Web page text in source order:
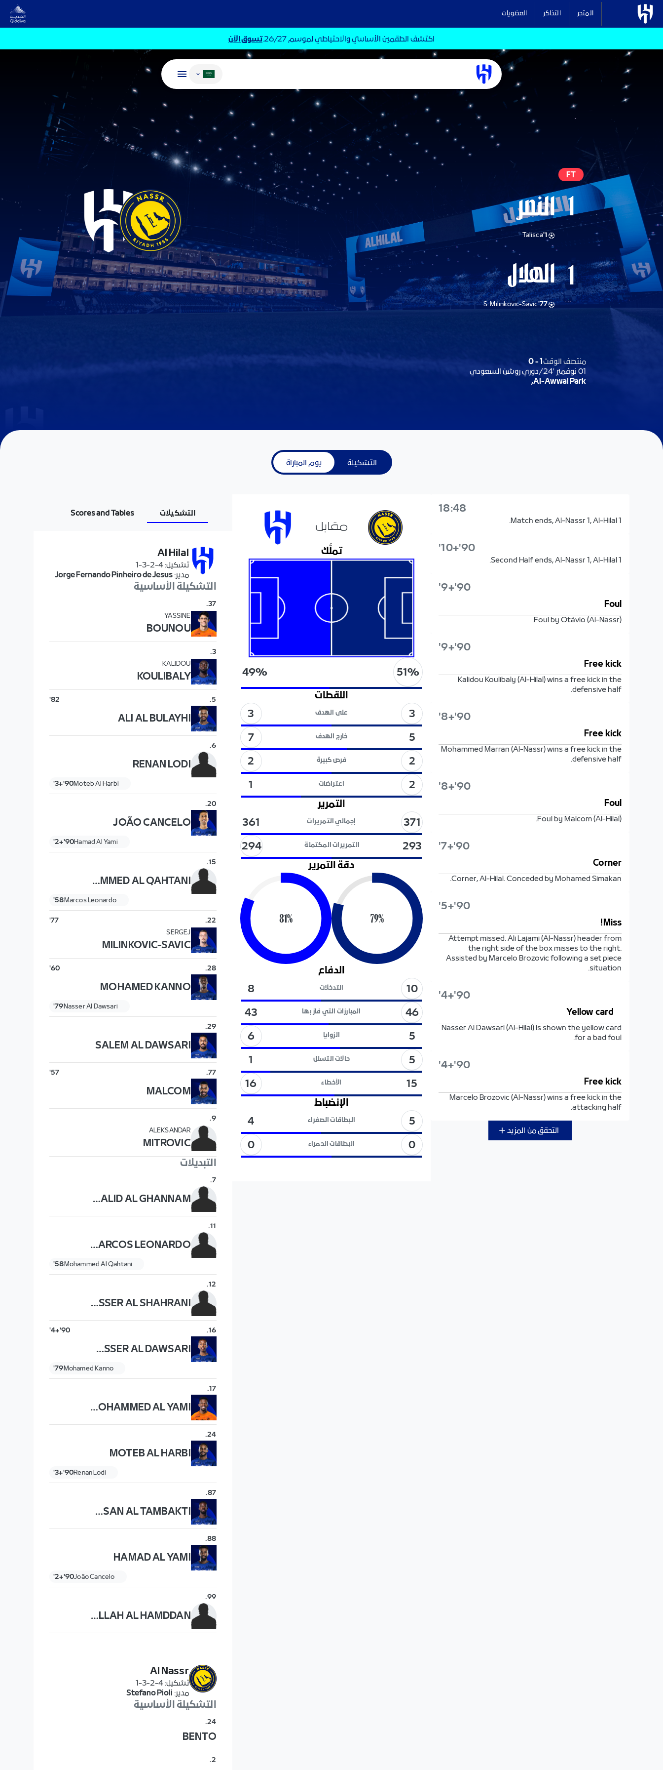
المتجر التذاكر العضويات
اكتشف الطقمين الأساسي والاحتياطي لموسم 26/27. تسوق الآن
تغيير اللغة
النصر
Talisca1'
الهلال
S. Milinkovic-Savic77'
FT
1
1
منتصف الوقت1
-
0
01 نوفمبر '24
/دوري روشن السعودي
Al-Awwal Park,
التشكيلة يوم المباراة
18:48
Match ends, Al-Nassr 1, Al-Hilal 1.
90'+10'
Second Half ends, Al-Nassr 1, Al-Hilal 1.
90'+9'
Foul
Foul by Otávio (Al-Nassr).
90'+9'
Free kick
Kalidou Koulibaly (Al-Hilal) wins a free kick in the
defensive half.
90'+8'
Free kick
Mohammed Marran (Al-Nassr) wins a free kick in the
defensive half.
90'+8'
Foul
Foul by Malcom (Al-Hilal).
90'+7'
Corner
Corner, Al-Hilal. Conceded by Mohamed Simakan.
90'+5'
Miss!
Attempt missed. Ali Lajami (Al-Nassr) header from
the right side of the box misses to the right.
Assisted by Marcelo Brozovic following a set piece
situation.
90'+4'
Yellow card
Nasser Al Dawsari (Al-Hilal) is shown the yellow card
for a bad foul.
90'+4'
Free kick
Marcelo Brozovic (Al-Nassr) wins a free kick in the
attacking half.
التحقق من المزيد
مقابل
تملُّك
51%
49%
اللقطات
3
على الهدف
3
5
خارج الهدف
7
2
فرص كبيرة
2
2
اعتراضات
1
التمرير
371
إجمالي التمريرات
361
293
التمريرات المكتملة
294
دقة التمرير
79%
81%
الدفاع
10
التدخلات
8
46
المبارزات التي فاز بها
43
5
الزوايا
6
5
حالات التسلل
1
15
الأخطاء
16
الإنضباط
5
البطاقات الصفراء
4
0
البطاقات الحمراء 0
التشكيلات Scores and Tables
Al Hilal
تشكيل:
4-2-3-1
مدير:
Jorge Fernando Pinheiro de Jesus
التشكيلة الأساسية
37
.
YASSINE
BOUNOU
3
.
KALIDOU
KOULIBALY
5
.
82'
ALI AL BULAYHI
6
.
RENAN LODI
Moteb Al Harbi
90'+3'
20
.
JOÃO CANCELO
Hamad Al Yami
90'+2'
15
.
MOHAMMED AL QAHTANI
Marcos Leonardo
58'
22
.
77'
SERGEJ
MILINKOVIC-SAVIC
28
.
60'
MOHAMED KANNO
Nasser Al Dawsari
79'
29
.
SALEM AL DAWSARI
77
.
57'
MALCOM
9
.
ALEKSANDAR
MITROVIC
التبديلات
7
.
KHALID AL GHANNAM
11
.
MARCOS LEONARDO
Mohammed Al Qahtani
58'
12
.
YASSER AL SHAHRANI
16
.
90'+4'
NASSER AL DAWSARI
Mohamed Kanno
79'
17
.
MOHAMMED AL YAMI
24
.
MOTEB AL HARBI
Renan Lodi
90'+3'
87
.
HASSAN AL TAMBAKTI
88
.
HAMAD AL YAMI
João Cancelo
90'+2'
99
.
ABDULLAH AL HAMDDAN
Al Nassr
تشكيل:
4-2-3-1
مدير:
Stefano Pioli
التشكيلة الأساسية
24
.
BENTO
2
.